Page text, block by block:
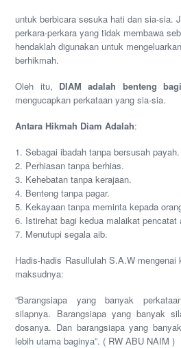
untuk berbicara sesuka hati dan sia-sia.
perkara-perkara yang tidak membawa
hendaklah digunakan untuk
berhikmah.
Oleh itu, DIAM adalah benteng
mengucapkan perkataan yang sia-sia.
Antara Hikmah Diam Adalah:
1. Sebagai ibadah tanpa bersusah payah.
2. Perhiasan tanpa berhias.
3. Kehebatan tanpa kerajaan.
4. Benteng tanpa pagar.
5. Kekayaan tanpa meminta kepada
6. Istirehat bagi kedua malaikat pencatat
7. Menutupi segala aib.
Hadis-hadis Rasullulah S.A.W
maksudnya:
“Barangsiapa yang banyak
silapnya. Barangsiapa yang banyak
dosanya. Dan barangsiapa yang
lebih utama baginya”. ( RW ABU NAIM )